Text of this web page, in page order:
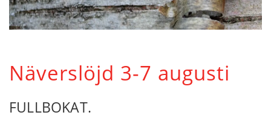
Näverslöjd 3-7 augusti
FULLBOKAT.